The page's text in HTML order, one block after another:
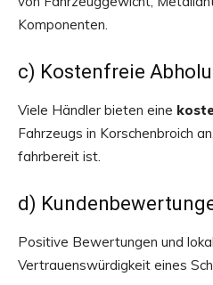
Komponenten.
c) Kostenfreie
Viele Händler bieten eine
Fahrzeugs in Korschenbroich
fahrbereit ist.
d)
Positive Bewertungen und
Vertrauenswürdigkeit eines